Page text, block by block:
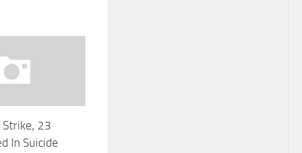
Strike, 23
In Suicide